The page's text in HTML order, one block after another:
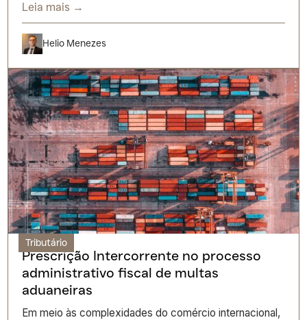
Leia mais →
Helio Menezes
Tributário
Prescrição Intercorrente no processo
administrativo fiscal de multas
aduaneiras
Em meio às complexidades do comércio internacional,